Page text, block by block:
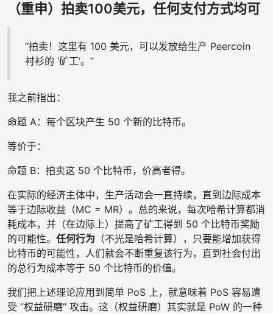
（重申）拍卖100美元，任何支付方式均可
“拍卖！这里有 100 美元，可以发放给生产 Peercoin
衬衫的 ‘矿工’。”
我之前指出：
命题 A：每个区块产生 50 个新的比特币。
等价于：
命题 B：拍卖这 50 个比特币，价高者得。
在实际的经济主体中，生产活动会一直持续，直到边际成本
等于边际收益（MC = MR）。总的来说，每次哈希计算都消
耗成本，并（在边际上）提高了矿工得到 50 个比特币奖励
的可能性。 任何行为 （不光是哈希计算），只要能增加获得
比特币的可能性，人们就会不断重复该行为，直到社会付出
的总行为成本等于 50 个比特币的价值。
我们把上述理论应用到简单 PoS 上，就意味着 PoS 容易遭
受 “权益研磨” 攻击。这（权益研磨）其实就是 PoW 的一种